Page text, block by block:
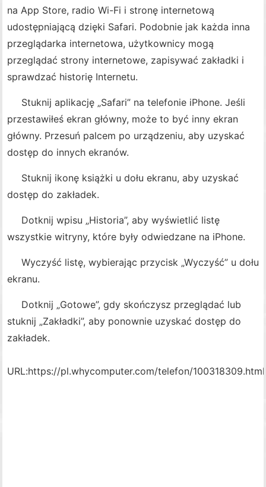
na App Store, radio Wi-Fi i stronę internetową
udostępniającą dzięki Safari. Podobnie jak każda inna
przeglądarka internetowa, użytkownicy mogą
przeglądać strony internetowe, zapisywać zakładki i
sprawdzać historię Internetu.
Stuknij aplikację „Safari” na telefonie iPhone. Jeśli
przestawiłeś ekran główny, może to być inny ekran
główny. Przesuń palcem po urządzeniu, aby uzyskać
dostęp do innych ekranów.
Stuknij ikonę książki u dołu ekranu, aby uzyskać
dostęp do zakładek.
Dotknij wpisu „Historia”, aby wyświetlić listę
wszystkie witryny, które były odwiedzane na iPhone.
Wyczyść listę, wybierając przycisk „Wyczyść” u dołu
ekranu.
Dotknij „Gotowe”, gdy skończysz przeglądać lub
stuknij „Zakładki”, aby ponownie uzyskać dostęp do
zakładek.
URL:https://pl.whycomputer.com/telefon/100318309.html